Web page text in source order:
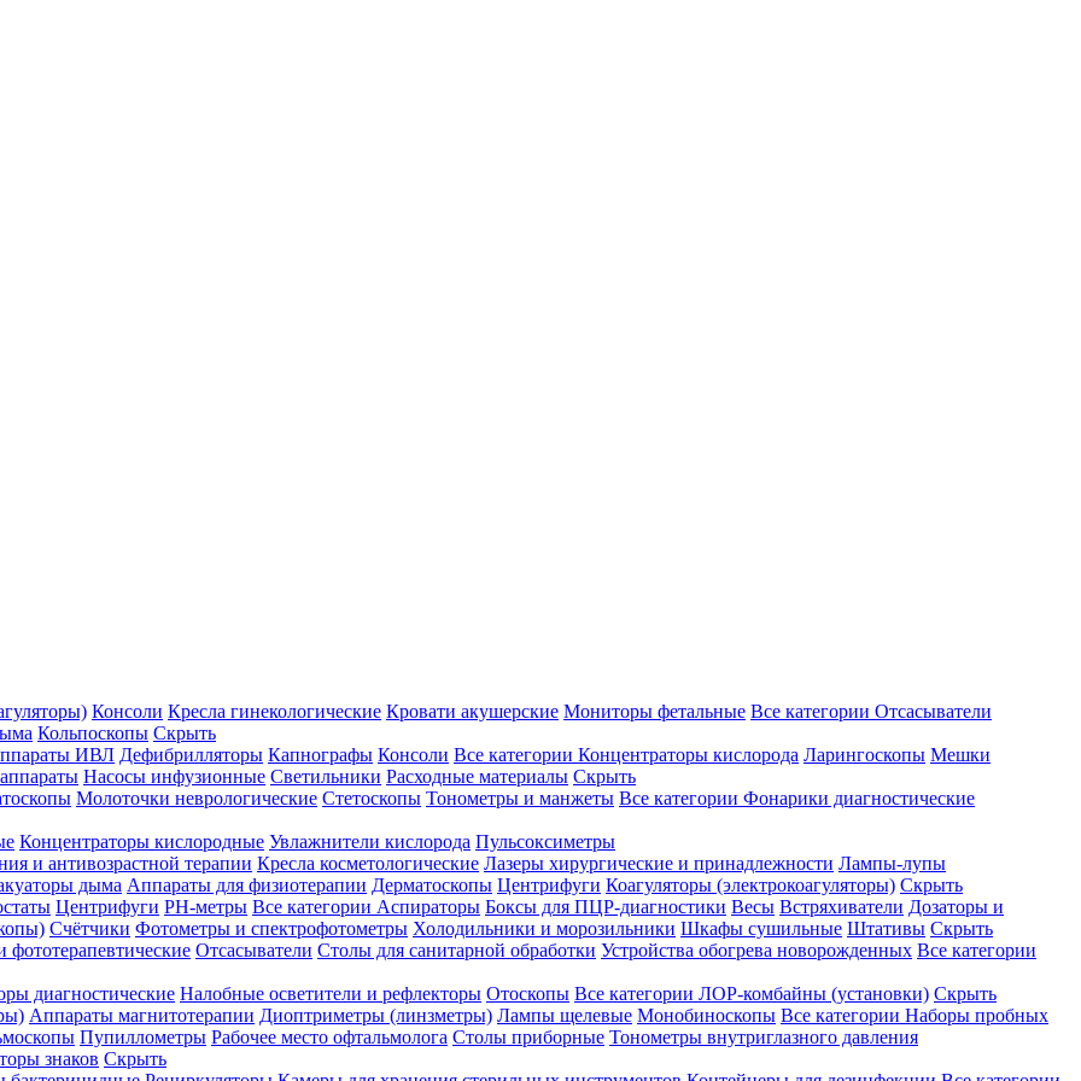
Консоли Кресла гинекологические Кровати акушерские Мониторы фетальные Все категории Отсасыватели
Кольпоскопы Скрыть
ИВЛ Дефибрилляторы Капнографы Консоли Все категории Концентраторы кислорода Ларингоскопы Мешки
Насосы инфузионные Светильники Расходные материалы Скрыть
Молоточки неврологические Стетоскопы Тонометры и манжеты Все категории Фонарики диагностические
Концентраторы кислородные Увлажнители кислорода Пульсоксиметры
и антивозрастной терапии Кресла косметологические Лазеры хирургические и принадлежности Лампы-лупы
дыма Аппараты для физиотерапии Дерматоскопы Центрифуги Коагуляторы (электрокоагуляторы) Скрыть
Центрифуги PH-метры Все категории Аспираторы Боксы для ПЦР-диагностики Весы Встряхиватели Дозаторы и
Счётчики Фотометры и спектрофотометры Холодильники и морозильники Шкафы сушильные Штативы Скрыть
фототерапевтические Отсасыватели Столы для санитарной обработки Устройства обогрева новорожденных Все категории
диагностические Налобные осветители и рефлекторы Отоскопы Все категории ЛОР-комбайны (установки) Скрыть
Аппараты магнитотерапии Диоптриметры (линзметры) Лампы щелевые Монобиноскопы Все категории Наборы пробных
Пупиллометры Рабочее место офтальмолога Столы приборные Тонометры внутриглазного давления
знаков Скрыть